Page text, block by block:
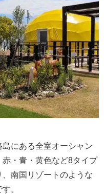
にある全室オーシャン
・青・黄色など8タイプ
南国リゾートのような
。